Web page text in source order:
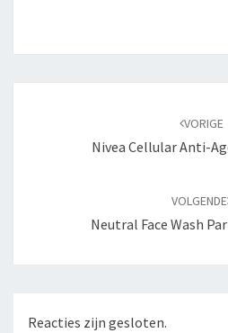
VORIGE
Nivea Cellular Anti-
VOLGENDE
Neutral Face Wash
Reacties zijn gesloten.